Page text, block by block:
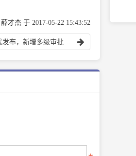
才杰 于 2017-05-22 15:43:52
然之协同办公系统专业版2.2正式发布，新增多级审批、客户导入等功能，优化细节